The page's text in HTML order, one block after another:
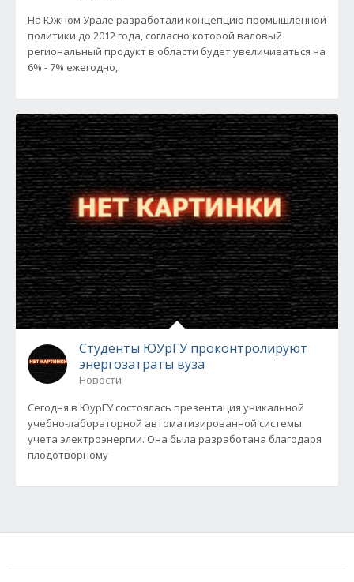
На Южном Урале разработали концепцию промышленной
политики до 2012 года, согласно которой валовый
региональный продукт в области будет увеличиваться на
6% - 7% ежегодно,
Студенты ЮУрГУ проконтролируют
энергозатраты вуза
Новости
Сегодня в ЮурГУ состоялась презентация уникальной
учебно-лабораторной автоматизированной системы
учета электроэнергии. Она была разработана благодаря
плодотворному